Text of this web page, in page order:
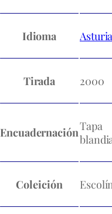
Idioma
Tirada 2000
EncuadernaciónTapa
Coleición Escolín